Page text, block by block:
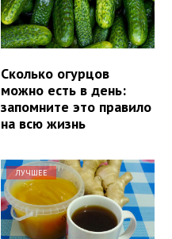
Сколько огурцов
можно есть в день:
запомните это правило
на всю жизнь
ЛУЧШЕЕ